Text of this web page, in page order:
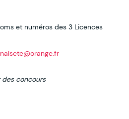
et numéros des 3 Licences
des concours